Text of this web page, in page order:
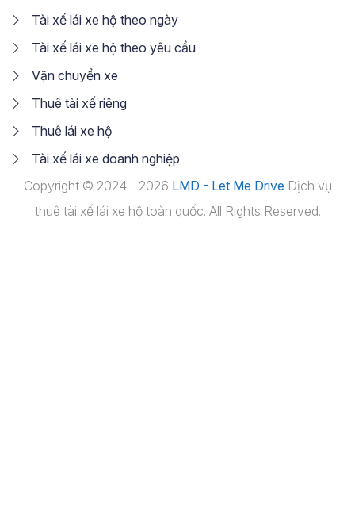
Tài xế lái xe hộ theo ngày
Tài xế lái xe hộ theo yêu cầu
Vận chuyển xe
Thuê tài xế riêng
Thuê lái xe hộ
Tài xế lái xe doanh nghiệp
Copyright © 2024 - 2026 LMD - Let Me Drive Dịch vụ
thuê tài xế lái xe hộ toàn quốc. All Rights Reserved.